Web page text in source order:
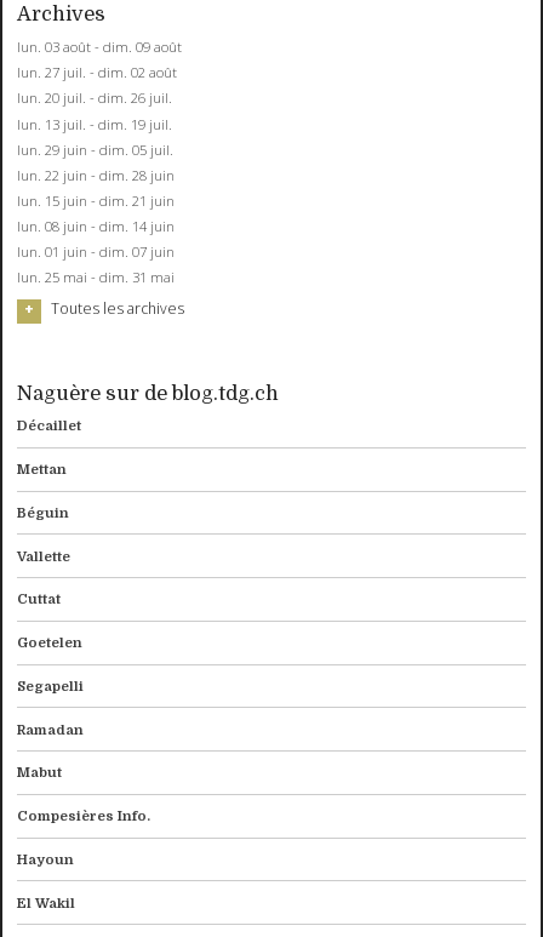
Archives
lun. 03 août - dim. 09 août
lun. 27 juil. - dim. 02 août
lun. 20 juil. - dim. 26 juil.
lun. 13 juil. - dim. 19 juil.
lun. 29 juin - dim. 05 juil.
lun. 22 juin - dim. 28 juin
lun. 15 juin - dim. 21 juin
lun. 08 juin - dim. 14 juin
lun. 01 juin - dim. 07 juin
lun. 25 mai - dim. 31 mai
Toutes les archives
Naguère sur de blog.tdg.ch
Décaillet
Mettan
Béguin
Vallette
Cuttat
Goetelen
Segapelli
Ramadan
Mabut
Compesières Info.
Hayoun
El Wakil